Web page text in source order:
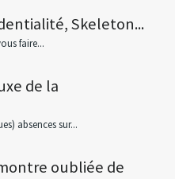
Skeleton...
faire...
de la
absences sur...
oubliée de